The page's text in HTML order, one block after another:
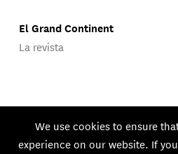
El Grand Continent
La revista
© 2026 GEG. Todos los
We use cookies to ensure
experience on our website. If